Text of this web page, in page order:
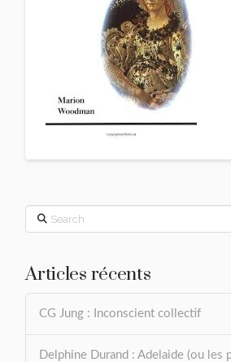
Search
Articles récents
CG Jung : Inconscient collectif
Delphine Durand : Adelaide (ou les